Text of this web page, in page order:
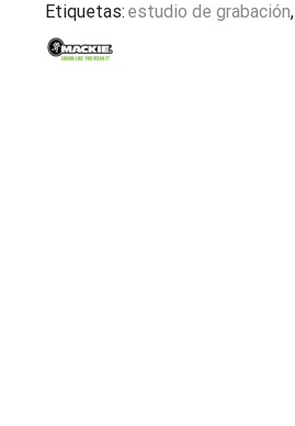
Etiquetas: estudio de grabación,